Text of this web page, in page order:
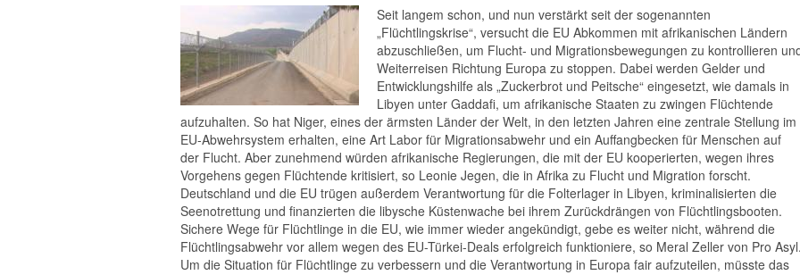
Seit langem schon, und nun verstärkt seit der sogenannten
„Flüchtlingskrise“, versucht die EU Abkommen mit afrikanischen Ländern
abzuschließen, um Flucht- und Migrationsbewegungen zu kontrollieren
Weiterreisen Richtung Europa zu stoppen. Dabei werden Gelder und
Entwicklungshilfe als „Zuckerbrot und Peitsche“ eingesetzt, wie damals in
Libyen unter Gaddafi, um afrikanische Staaten zu zwingen Flüchtende
aufzuhalten. So hat Niger, eines der ärmsten Länder der Welt, in den letzten Jahren eine zentrale Stellung im
EU-Abwehrsystem erhalten, eine Art Labor für Migrationsabwehr und ein Auffangbecken für Menschen auf
der Flucht. Aber zunehmend würden afrikanische Regierungen, die mit der EU kooperierten, wegen ihres
Vorgehens gegen Flüchtende kritisiert, so Leonie Jegen, die in Afrika zu Flucht und Migration forscht.
Deutschland und die EU trügen außerdem Verantwortung für die Folterlager in Libyen, kriminalisierten die
Seenotrettung und finanzierten die libysche Küstenwache bei ihrem Zurückdrängen von Flüchtlingsbooten.
Sichere Wege für Flüchtlinge in die EU, wie immer wieder angekündigt, gebe es weiter nicht, während die
Flüchtlingsabwehr vor allem wegen des EU-Türkei-Deals erfolgreich funktioniere, so Meral Zeller von Pro
Um die Situation für Flüchtlinge zu verbessern und die Verantwortung in Europa fair aufzuteilen, müsste das